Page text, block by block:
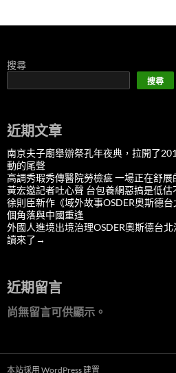
搜尋
搜尋
近期文章
南京夫子廟舉辦祭孔年夜典，拉開了
動的尾聲
高調秀瑕秀傳醫院勞檢疵 一場正在舒展
黃宏邀記者吐心聲 台包養網惡搞是低估
徐則臣新作《域外故事OSDER奧斯德
個角落與中國重逢
外國人進境出境治理OSDER奧斯德台
讀來了→
近期留言
尚無留言可供顯示。
本站採用 WordPress 建置